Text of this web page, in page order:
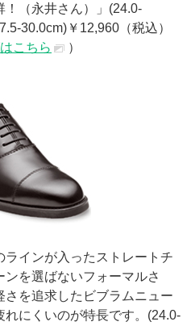
（永井さん）」(24.0-
30.0cm)￥12,960（税込）
こちら ）
ラインが入ったストレートチ
を選ばないフォーマルさ
を追求したビブラムニュー
にくいのが特長です。(24.0-